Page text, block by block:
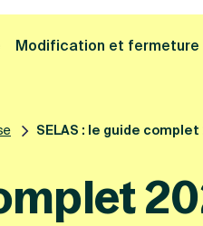
Cliquez ici pour
Modification et fermeture
SELAS : le guide